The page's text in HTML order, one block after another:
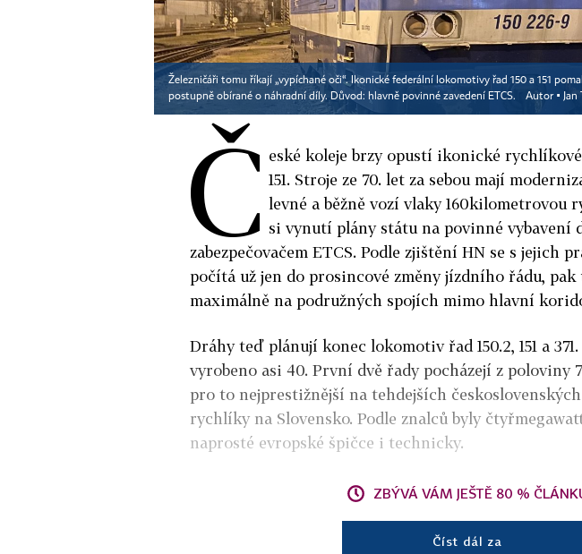
Železničáři tomu říkají „vypíchané oči“. Ikonické federální lokomotivy řad 150 a 151
postupně obírané o náhradní díly. Důvod: hlavně povinné zavedení ETCS.
Autor ▪ Jan
Č eské koleje brzy opustí ikonické
151. Stroje ze 70. let za sebou mají
levné a běžně vozí vlaky 160kilometrovou
si vynutí plány státu na povinné vybavení
zabezpečovačem ETCS. Podle zjištění HN se s jejich
počítá už jen do prosincové změny jízdního řádu, pak
maximálně na podružných spojích mimo hlavní
Dráhy teď plánují konec lokomotiv řad 150.2, 151 a
vyrobeno asi 40. První dvě řady pocházejí z poloviny
pro to nejprestižnější na tehdejších
rychlíky na Slovensko. Podle znalců byly
naprosté evropské špičce i technicky.
ZBÝVÁ VÁM JEŠTĚ 80 %
Číst dál za